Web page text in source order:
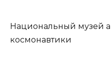
Национальный музей
космонавтики